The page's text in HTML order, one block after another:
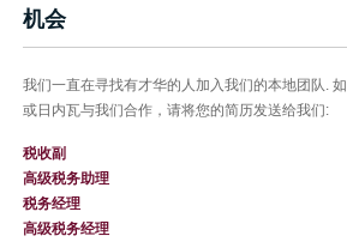
机会
我们一直在寻找有才华的人加入我们的本地团队.
或日内瓦与我们合作，请将您的简历发送给我们:
税收副
高级税务助理
税务经理
高级税务经理